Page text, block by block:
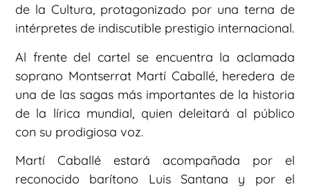
de la Cultura, protagonizado por una terna de
intérpretes de indiscutible prestigio internacional.
Al frente del cartel se encuentra la aclamada
soprano Montserrat Martí Caballé, heredera de
una de las sagas más importantes de la historia
de la lírica mundial, quien deleitará al público
con su prodigiosa voz.
Martí Caballé estará acompañada por el
reconocido barítono Luis Santana y por el